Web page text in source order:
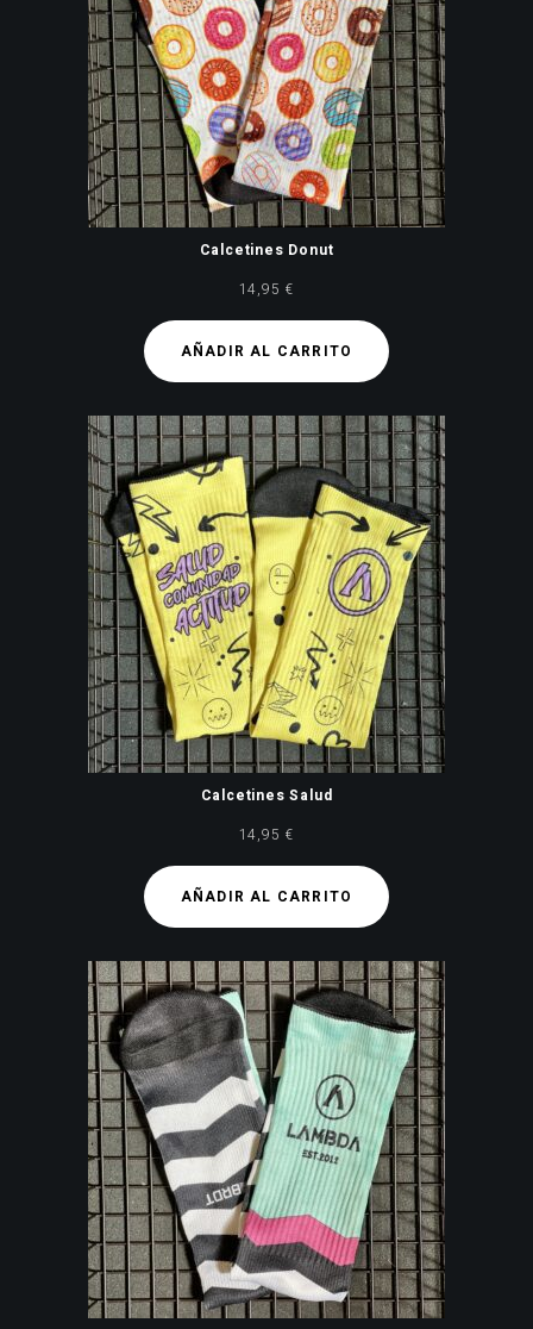
Calcetines Donut
14,95 €
AÑADIR AL CARRITO
Calcetines Salud
14,95 €
AÑADIR AL CARRITO